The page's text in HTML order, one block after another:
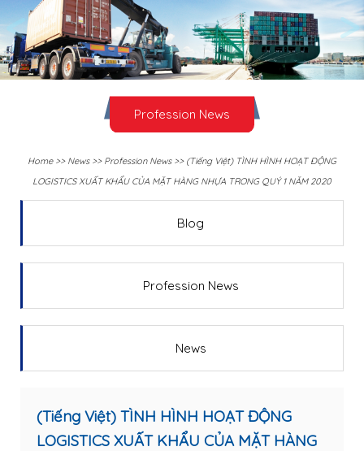
< >
Profession News
Home>> News>> Profession News>> (Tiếng Việt) TÌNH HÌNH HOẠT ĐỘNG
LOGISTICS XUẤT KHẨU CỦA MẶT HÀNG NHỰA TRONG QUÝ 1 NĂM 2020
Blog
Profession News
News
(Tiếng Việt) TÌNH HÌNH HOẠT ĐỘNG
LOGISTICS XUẤT KHẨU CỦA MẶT HÀNG